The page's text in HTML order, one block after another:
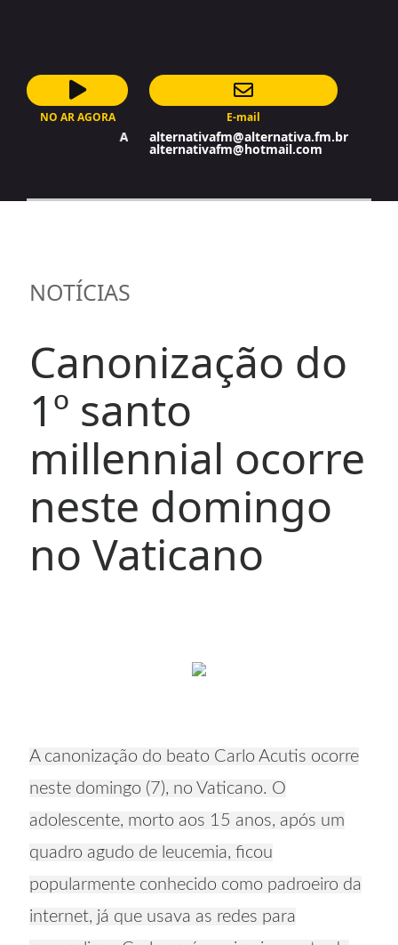
NO AR AGORA
AutoDJ
E-mail
alternativafm@alternativa.fm.br
alternativafm@hotmail.com
NOTÍCIAS
Canonização do
1º santo
millennial ocorre
neste domingo
no Vaticano
A canonização do beato Carlo Acutis ocorre
neste domingo (7), no Vaticano. O
adolescente, morto aos 15 anos, após um
quadro agudo de leucemia, ficou
popularmente conhecido como padroeiro da
internet, já que usava as redes para